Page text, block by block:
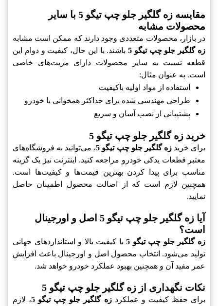
مقایسه زه گلگیر جلو چپ تیگو 5 با سایر
محصولات مشابه
در بازار، محصولات متعددی وجود دارند که ممکن است مشابه
زه گلگیر جلو چپ تیگو 5
باشند. با این حال، کیفیت و دوام این
قطعه نسبت به سایر محصولات دارای مزیت‌های خاصی
است. به عنوان مثال:
استفاده از مواد اولیه باکیفیت
طراحی مهندسی شده برای حداکثر همخوانی با خودرو
پشتیبانی از نصب آسان و سریع
خرید زه گلگیر جلو چپ تیگو 5
برای خریدزه گلگیر جلو چپ تیگو 5
، می‌توانید به فروشگاه‌های
معتبر قطعات یدکی خودرو مراجعه کنید. اینترنت نیز یک گزینه
مناسب برای پیدا کردن بهترین قیمت‌ها و کیفیت‌ها است.
همچنین لازم است که از اصالت محصول اطمینان حاصل
نمایید.
آیا زه گلگیر جلو چپ تیگو 5 اصل و اورجینال
است؟
زه گلگیر جلو چپ تیگو 5
با کیفیت بالا و استانداردهای جهانی
تولید می‌شود. انتخاب محصول اصل و اورجینال باعث افزایش
عمر مفید آن و همچنین بهبود عملکرد خودرو خواهد شد.
نکات نگهداری از زه گلگیر جلو چپ تیگو 5
برای حفظ کیفیت و عملکردزه گلگیر جلو چپ تیگو 5
، لازم